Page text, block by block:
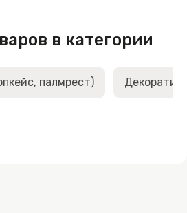
в категории
палмрест)